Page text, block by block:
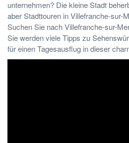
unternehmen? Die kleine Stadt
aber Stadttouren in Villefranche-sur-
Suchen Sie nach Villefranche-sur-
Sie werden viele Tipps zu
für einen Tagesausflug in dieser